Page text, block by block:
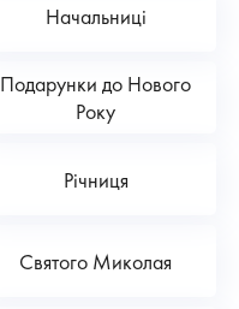
Начальниці
Подарунки до Нового
Року
Річниця
Святого Миколая